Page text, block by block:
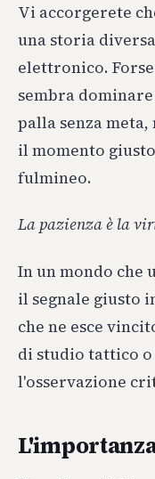
Vi accorgerete
una storia
elettronico.
sembra
palla senza
il momento
fulmineo.
La pazienza è la
In un mondo che
il segnale giusto
che ne esce
di studio tattico
l'osservazione